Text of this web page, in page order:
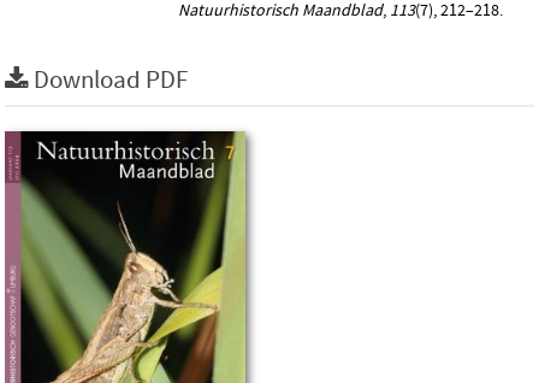
Natuurhistorisch Maandblad, 113(7), 212–218.
Download PDF